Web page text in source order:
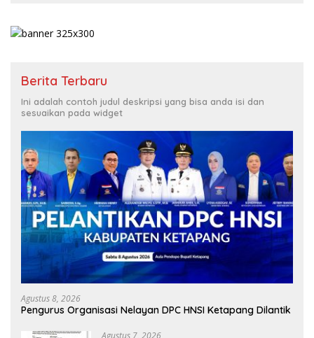
Berita Terbaru
Ini adalah contoh judul deskripsi yang bisa anda isi dan
sesuaikan pada widget
Agustus 8, 2026
Pengurus Organisasi Nelayan DPC HNSI Ketapang Dilantik
Agustus 7, 2026